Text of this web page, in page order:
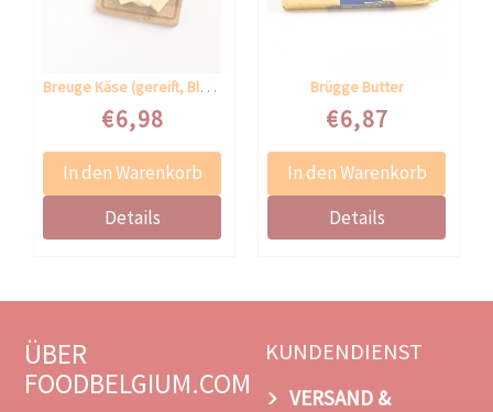
Breuge Käse (gereift, Block)
Speciale prijs
€6,98
Brügge Butter
Speciale prijs
€6,87
ÜBER
FOODBELGIUM.COM
KUNDENDIENST
VERSAND &